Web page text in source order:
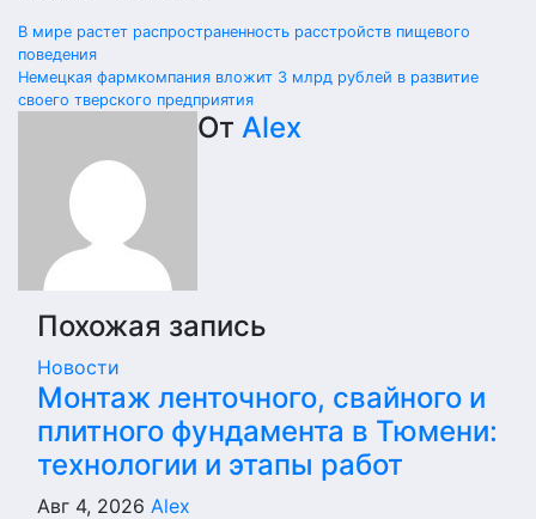
Навигация
по
В мире растет распространенность расстройств пищевого
поведения
Немецкая фармкомпания вложит 3 млрд рублей в развитие
своего тверского предприятия
От Alex
Похожая запись
Новости
Монтаж ленточного, свайного и
плитного фундамента в Тюмени:
технологии и этапы работ
Авг 4, 2026 Alex